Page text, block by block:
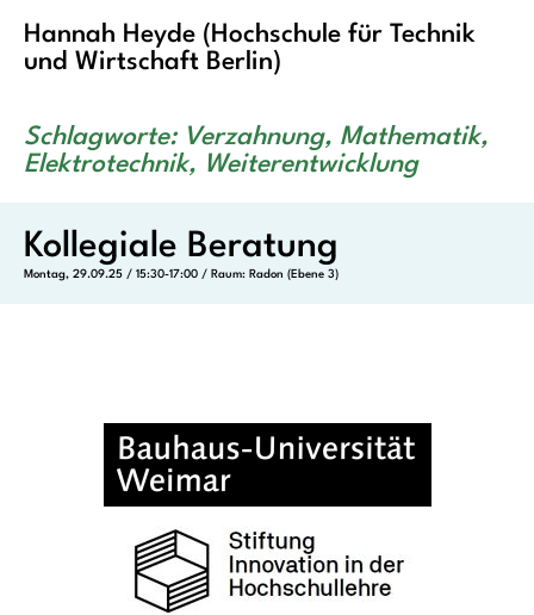
Hannah Heyde (Hochschule für Technik
und Wirtschaft Berlin)
Schlagworte: Verzahnung, Mathematik,
Elektrotechnik, Weiterentwicklung
Kollegiale Beratung
Montag, 29.09.25 / 15:30-17:00 / Raum: Radon (Ebene 3)